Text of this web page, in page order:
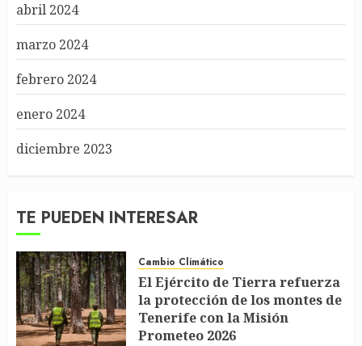
abril 2024
marzo 2024
febrero 2024
enero 2024
diciembre 2023
TE PUEDEN INTERESAR
Cambio Climático
El Ejército de Tierra refuerza
la protección de los montes de
Tenerife con la Misión
Prometeo 2026